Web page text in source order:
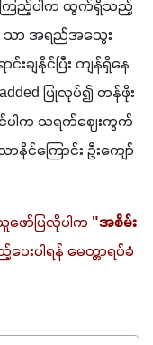
ကြည့်ပါက ထွက်ရှိသည့်
သာ အရည်အသွေး
ချနိုင်ပြီး ကျန်ရှိနေ
ပြုလုပ်၍ တန်ဖိုး
ပါက သရက်ဈေးကွက်
ကြောင်း ဦးကျော်
ဖော်ပြလိုပါက "အစိမ်း
းပါရန် မေတ္တာရပ်ခံ